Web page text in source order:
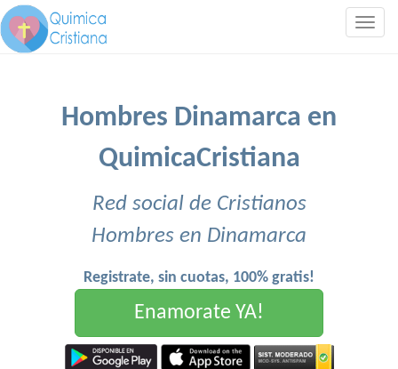
Hombres Dinamarca en
QuimicaCristiana
Red social de Cristianos
Hombres en Dinamarca
Registrate, sin cuotas, 100% gratis!
Enamorate YA!